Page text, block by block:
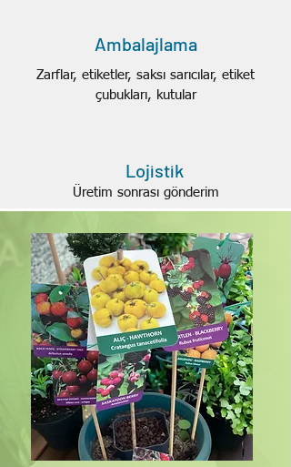
Ambalajlama
Zarflar, etiketler, saksı sarıcılar, etiket
çubukları, kutular
Lojistik
Üretim sonrası gönderim
Bahçecilik Sektörü İçin Ürünler.